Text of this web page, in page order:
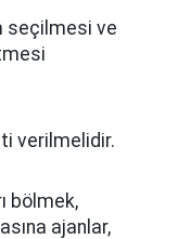
seçilmesi ve
verilmelidir.
bölmek,
ajanlar,